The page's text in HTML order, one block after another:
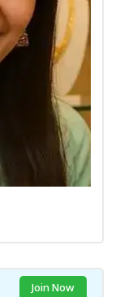
Join Now